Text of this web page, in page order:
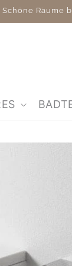
Schöne Räume